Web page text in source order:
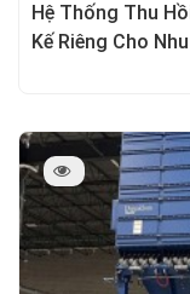
Hệ Thống Thu
Kế Riêng Cho